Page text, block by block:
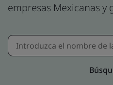
empresas Mexicanas y